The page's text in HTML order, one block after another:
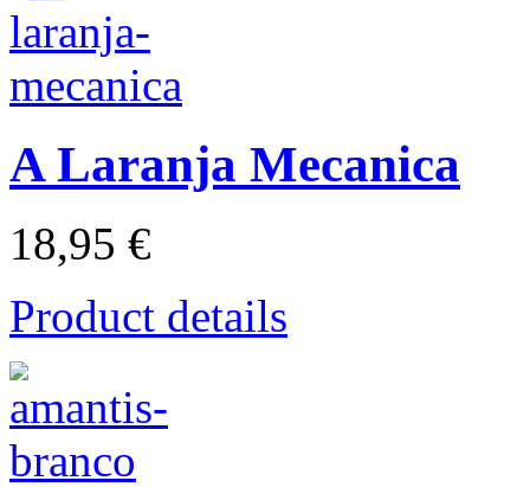
A Laranja Mecanica
18,95 €
Product details